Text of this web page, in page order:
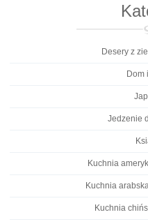
Desery z
Dom
Jedzenie
Kuchnia
Kuchnia
Kuchnia